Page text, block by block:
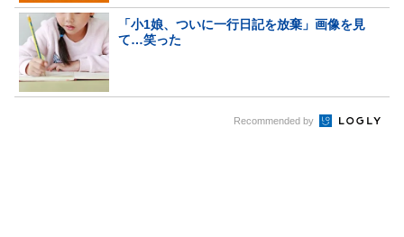
「小1娘、ついに一行日記を放棄」画像を見
て…笑った
Recommended by